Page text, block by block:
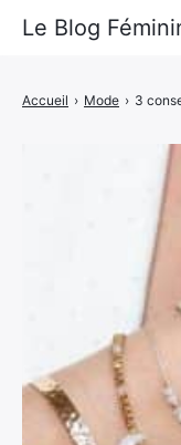
Accueil › Mode › 3
Le Blog
Déco & Maison
Amour